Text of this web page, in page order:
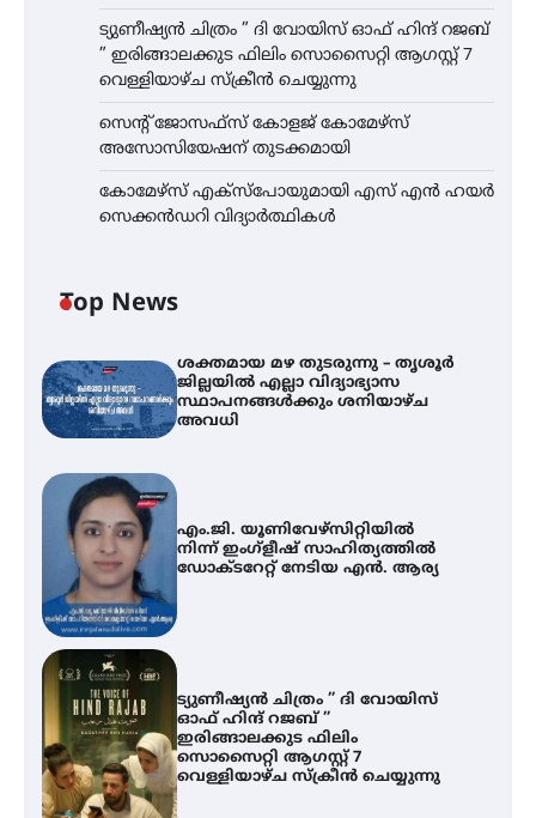
ട്യുണീഷ്യൻ ചിത്രം ” ദി വോയിസ് ഓഫ് ഹിന്ദ് റജബ്
” ഇരിങ്ങാലക്കുട ഫിലിം സൊസൈറ്റി ആഗസ്റ്റ് 7
വെള്ളിയാഴ്ച സ്‌ക്രീൻ ചെയ്യുന്നു
സെന്റ് ജോസഫ്സ് കോളജ് കോമേഴ്‌സ്
അസോസിയേഷന് തുടക്കമായി
കോമേഴ്സ് എക്സ്പോയുമായി എസ് എൻ ഹയർ
സെക്കൻഡറി വിദ്യാർത്ഥികൾ
Top News
ശക്തമായ മഴ തുടരുന്നു – തൃശൂർ
ജില്ലയിൽ എല്ലാ വിദ്യാഭ്യാസ
സ്ഥാപനങ്ങൾക്കും ശനിയാഴ്ച
അവധി
എം.ജി. യൂണിവേഴ്‌സിറ്റിയിൽ
നിന്ന് ഇംഗ്ളീഷ് സാഹിത്യത്തിൽ
ഡോക്ടറേറ്റ് നേടിയ എൻ. ആര്യ
ട്യുണീഷ്യൻ ചിത്രം ” ദി വോയിസ്
ഓഫ് ഹിന്ദ് റജബ് ”
ഇരിങ്ങാലക്കുട ഫിലിം
സൊസൈറ്റി ആഗസ്റ്റ് 7
വെള്ളിയാഴ്ച സ്‌ക്രീൻ ചെയ്യുന്നു